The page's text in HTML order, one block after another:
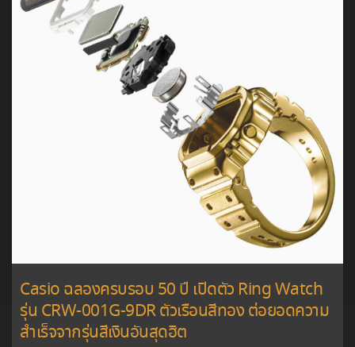
Casio ฉลองครบรอบ 50 ปี เปิดตัว Ring Watch
รุ่น CRW-001G-9DR ตัวเรือนสีทอง ต่อยอดความ
สำเร็จจากรุ่นสีเงินอันสุดฮิต